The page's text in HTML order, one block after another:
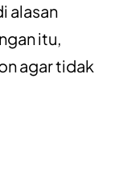
alasan
itu,
agar tidak